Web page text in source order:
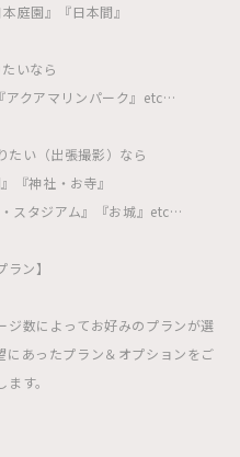
庭園』『日本間』
いなら
クアマリンパーク』etc…
たい（出張撮影）なら
『神社・お寺』
スタジアム』『お城』etc…
ラン】
数によってお好みのプランが選
にあったプラン＆オプションをご
す。